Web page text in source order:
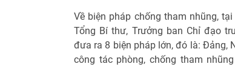
Về biện pháp chống tham nhũng,
Tổng Bí thư, Trưởng ban Chỉ đạo
đưa ra 8 biện pháp lớn, đó là: Đảng,
công tác phòng, chống tham